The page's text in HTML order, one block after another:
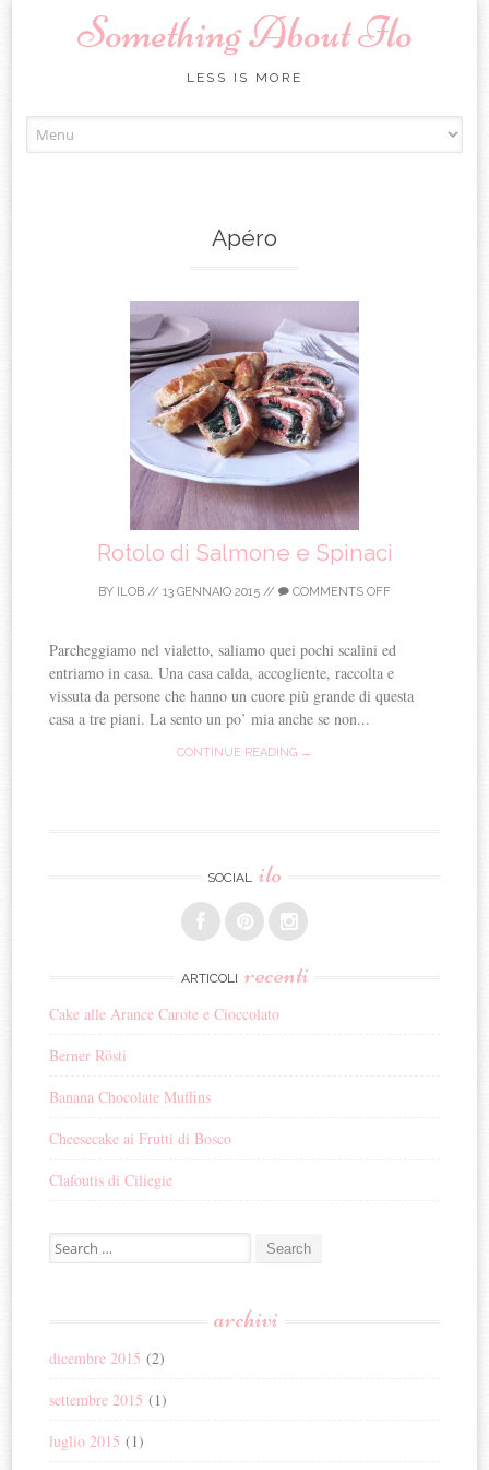
Something About Ilo
LESS IS MORE
Apéro
Rotolo di Salmone e Spinaci
BY ILOB // 13 GENNAIO 2015 // COMMENTS OFF
Parcheggiamo nel vialetto, saliamo quei pochi scalini ed
entriamo in casa. Una casa calda, accogliente, raccolta e
vissuta da persone che hanno un cuore più grande di questa
casa a tre piani. La sento un po’ mia anche se non...
CONTINUE READING →
SOCIAL ilo
ARTICOLI recenti
Cake alle Arance Carote e Cioccolato
Berner Rösti
Banana Chocolate Muffins
Cheesecake ai Frutti di Bosco
Clafoutis di Ciliegie
Search for:
archivi
dicembre 2015 (2)
settembre 2015 (1)
luglio 2015 (1)